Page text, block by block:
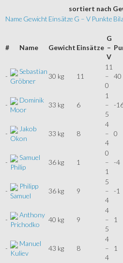
sortiert nach
Name Gewicht Einsätze G – V Punkte
# Name Gewicht Einsätze
G
–
V
-
Sebastian
Gröbner
30 kg 11
11
–
0
40
-
Dominik
Moor
33 kg 6
1
–
5
-
-
Jakob
Okon
33 kg 8
4
–
4
0
-
Samuel
Philip
36 kg 1
0
–
1
-4
-
Philipp
Samuel
36 kg 9
5
–
4
-1
-
Anthony
Prichodko
40 kg 9
4
–
5
1
-
Manuel
Kuliev
43 kg 8
4
–
4
1